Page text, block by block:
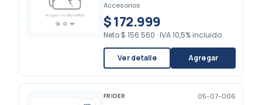
Accesorios
$ 172.999
Neto $ 156.560 · IVA 10,5% incluido
Ver detalle Agregar
FRIDER 05-07-006